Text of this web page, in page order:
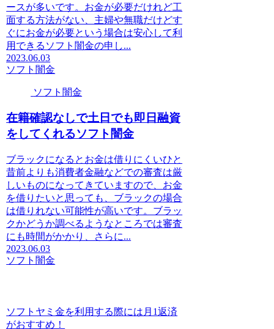
ースが多いです。お金が必要だけれど工
面する方法がない、主婦や無職だけどす
ぐにお金が必要という場合は安心して利
用できるソフト闇金の申し...
2023.06.03
ソフト闇金
ソフト闇金
在籍確認なしで土日でも即日融資
をしてくれるソフト闇金
ブラックになるとお金は借りにくいひと
昔前よりも消費者金融などでの審査は厳
しいものになってきていますので、お金
を借りたいと思っても、ブラックの場合
は借りれない可能性が高いです。ブラッ
クかどうか調べるようなところでは審査
にも時間がかかり、さらに...
2023.06.03
ソフト闇金
ソフトヤミ金を利用する際には月1返済
がおすすめ！